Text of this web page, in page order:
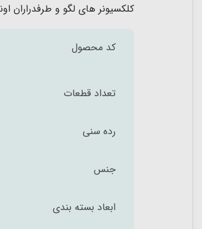
کلکسیونر های لگو و طرفدراران
کد محصول
تعداد قطعات
رده سنی
جنس
ابعاد بسته بندی